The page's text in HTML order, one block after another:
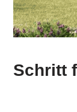
Schritt